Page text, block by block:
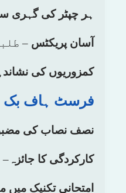
ہر چپٹر کی گہری
آسان پریکٹس–
کمزوریوں کی
فرسٹ ہاف بک
نصف نصاب کی
کارکردگی کا جائزہ–
امتحانی تکنیک